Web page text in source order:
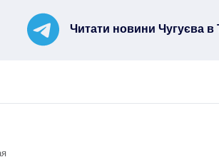
Читати новини Чугуєва в